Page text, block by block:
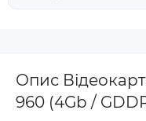
Опис
960 (4Gb /